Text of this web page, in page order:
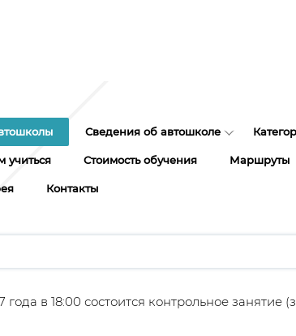
Сведения об автошколе
Стоимость обучения Маршруты
Контакты
года в 18:00 состоится контрольное занятие